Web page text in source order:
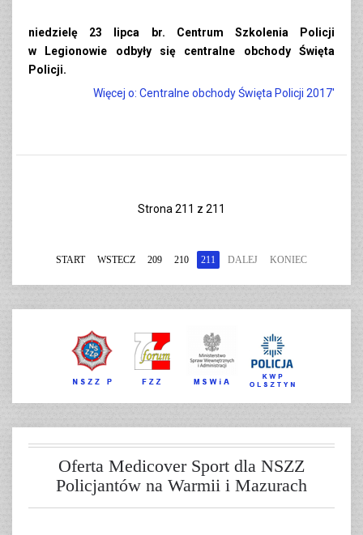
niedzielę 23 lipca br. Centrum Szkolenia Policji
w Legionowie odbyły się centralne obchody Święta
Policji.
Więcej o: Centralne obchody Święta Policji 2017'
Strona 211 z 211
START WSTECZ 209 210 211 DALEJ KONIEC
Oferta Medicover Sport dla NSZZ
Policjantów na Warmii i Mazurach